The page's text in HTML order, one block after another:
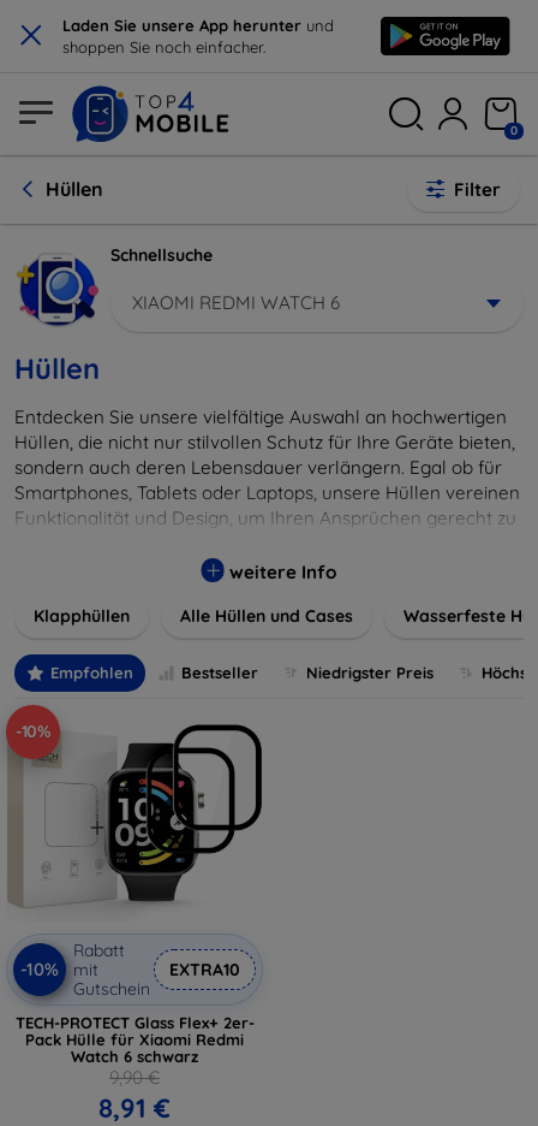
× Laden Sie unsere App herunter und
shoppen Sie noch einfacher.
0
Hüllen Filter
Schnellsuche
XIAOMI REDMI WATCH 6
Hüllen
Entdecken Sie unsere vielfältige Auswahl an hochwertigen
Hüllen, die nicht nur stilvollen Schutz für Ihre Geräte bieten,
sondern auch deren Lebensdauer verlängern. Egal ob für
Smartphones, Tablets oder Laptops, unsere Hüllen vereinen
Funktionalität und Design, um Ihren Ansprüchen gerecht zu
Farben, um Ihren persönlichen Stil perfekt zu
weitere Info
Klapphüllen Alle Hüllen und Cases Wasserfeste
Empfohlen Bestseller Niedrigster Preis
-10%
-10%
Rabatt
mit
Gutschein
EXTRA10
TECH-PROTECT Glass Flex+ 2er-
Pack Hülle für Xiaomi Redmi
Watch 6 schwarz
9,90 €
8,91 €